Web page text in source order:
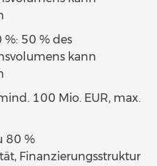
50 % des
kann
100 Mio. EUR, max.
80 %
Finanzierungsstruktur